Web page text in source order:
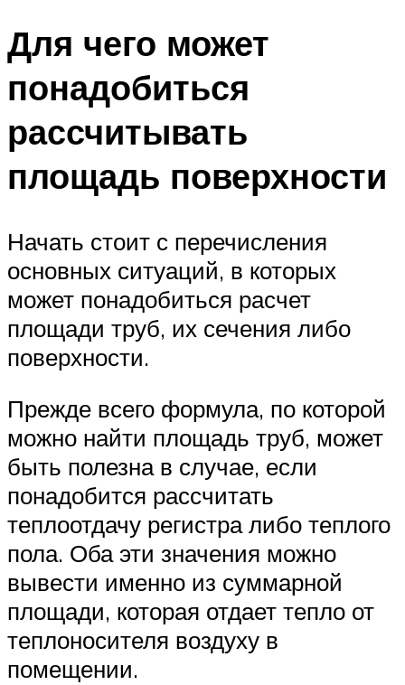
Для чего может
понадобиться
рассчитывать
площадь поверхности
Начать стоит с перечисления
основных ситуаций, в которых
может понадобиться расчет
площади труб, их сечения либо
поверхности.
Прежде всего формула, по которой
можно найти площадь труб, может
быть полезна в случае, если
понадобится рассчитать
теплоотдачу регистра либо теплого
пола. Оба эти значения можно
вывести именно из суммарной
площади, которая отдает тепло от
теплоносителя воздуху в
помещении.